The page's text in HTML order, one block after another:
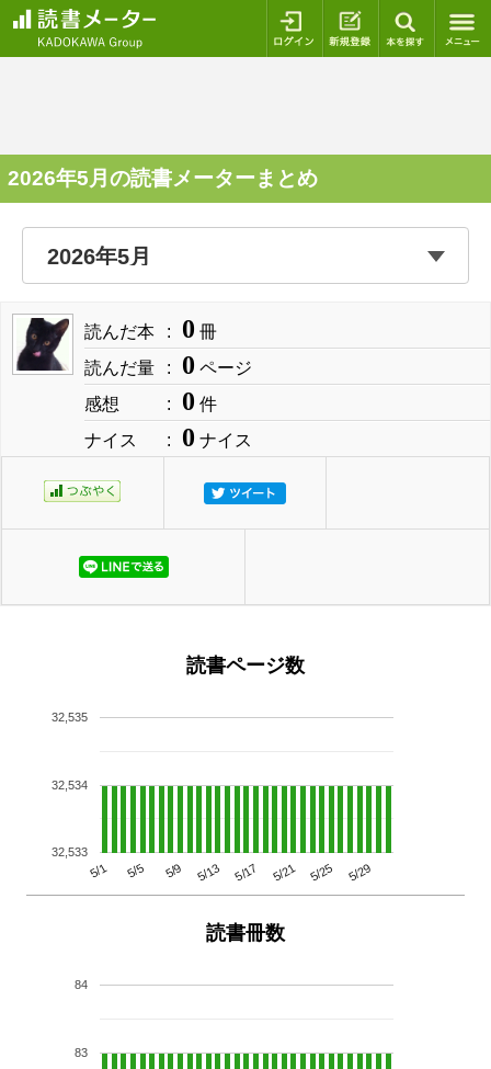
ログイン 新規登録
2026年5月の読書メーターまとめ
読んだ本 0 冊
読んだ量
0 ページ
感想
0 件
ナイス
0 ナイス
読書ページ数
5/1 5/5 5/9 5/13 5/17 5/21 5/25 5/29
32,533
32,534
32,535
読書冊数
83
84